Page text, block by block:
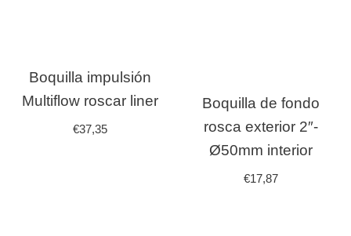
Boquilla impulsión
Multiflow roscar liner
€37,35
Boquilla de fondo
rosca exterior 2″-
Ø50mm interior
€17,87